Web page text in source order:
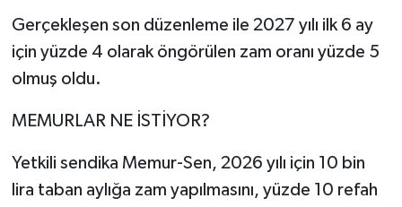
Gerçekleşen son düzenleme ile 2027 yılı ilk 6 ay
için yüzde 4 olarak öngörülen zam oranı yüzde 5
olmuş oldu.
MEMURLAR NE İSTİYOR?
Yetkili sendika Memur-Sen, 2026 yılı için 10 bin
lira taban aylığa zam yapılmasını, yüzde 10 refah